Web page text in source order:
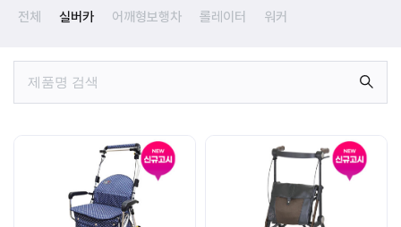
전체 실버카 어깨형보행차 롤레이터 워커